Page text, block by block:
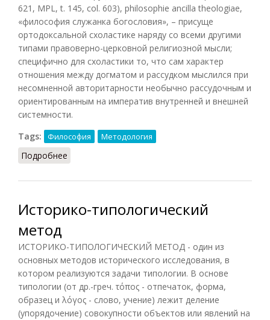
621, MPL, t. 145, col. 603), philosophie ancilla theologiae,
«философия служанка богословия», – присуще
ортодоксальной схоластике наряду со всеми другими
типами правоверно-церковной религиозной мысли;
специфично для схоластики то, что сам характер
отношения между догматом и рассудком мыслился при
несомненной авторитарности необычно рассудочным и
ориентированным на императив внутренней и внешней
системности.
Tags:
Философия Методология
Подробнее
Историко-типологический
метод
ИСТОРИКО-ТИПОЛОГИЧЕСКИЙ МЕТОД - один из
основных методов исторического исследования, в
котором реализуются задачи типологии. В основе
типологии (от др.-греч. τόπος - отпечаток, форма,
образец и λόγος - слово, учение) лежит деление
(упорядочение) совокупности объектов или явлений на